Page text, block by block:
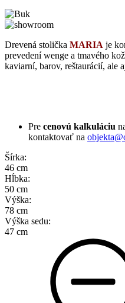
Drevená stolička MARIA je
prevedení wenge a tmavého
kaviarní, barov, reštaurácií, ale
Pre cenovú kalkuláciu
kontaktovať na
Šírka:
46 cm
Hĺbka:
50 cm
Výška:
78 cm
Výška sedu:
47 cm